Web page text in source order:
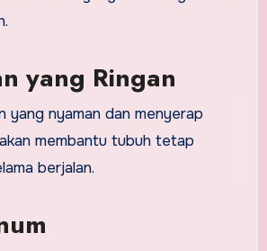
yang Ringan
yang nyaman dan menyerap
membantu tubuh tetap
berjalan.